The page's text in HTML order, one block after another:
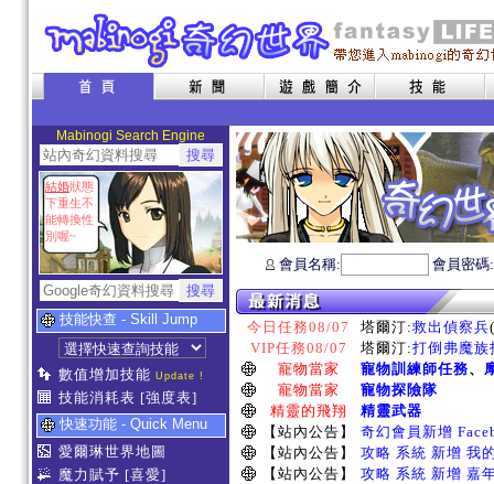
Mabinogi Search Engine
結婚狀態
下重生不
能轉換性
別喔~
技能快查 - Skill Jump
數值增加技能 Update !
技能消耗表 [強度表]
快速功能 - Quick Menu
愛爾琳世界地圖
魔力賦予 [喜愛]
會員名稱: 會員密
今日任務08/07 塔爾汀:救出偵察兵
VIP任務08/07
塔爾汀:打倒弗魔
寵物當家
寵物訓練師任務、
寵物當家
寵物探險隊
精靈的飛翔
精靈武器
【站內公告】
奇幻會員新增
【站內公告】
攻略 系統 新增 我
【站內公告】
攻略 系統 新增 嘉